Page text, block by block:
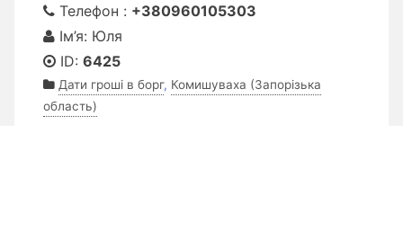
Телефон : +380960105303
Ім’я: Юля
ID: 6425
Дати гроші в борг, Комишуваха (Запорізька
область)